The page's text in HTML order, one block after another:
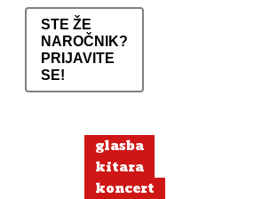
STE ŽE
NAROČNIK?
PRIJAVITE
SE!
glasba
kitara
koncert